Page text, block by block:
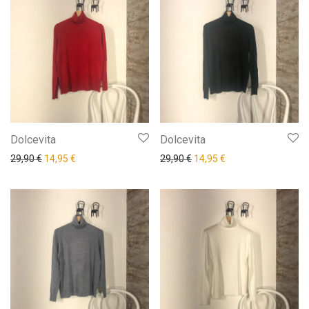
Dolcevita
29,90€ Il prezzo originale era: 29,90 €.
14,95 € Il prezzo attuale è: 14,95 €.
Dolcevita
29,90€ Il prezzo originale era:
14,95 €